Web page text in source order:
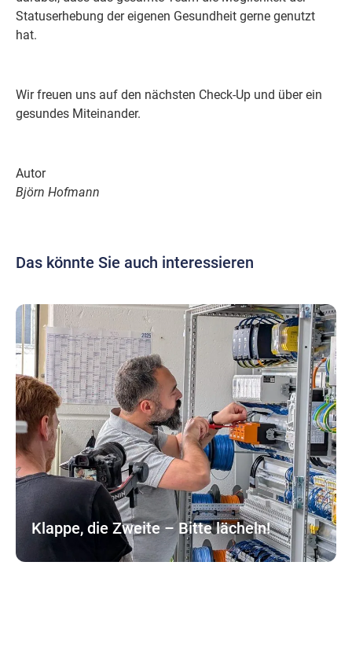
Statuserhebung der eigenen Gesundheit gerne genutzt
hat.
Wir freuen uns auf den nächsten Check-Up und über ein
gesundes Miteinander.
Autor
Björn Hofmann
Das könnte Sie auch interessieren
Klappe, die Zweite – Bitte lächeln!